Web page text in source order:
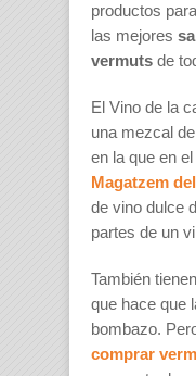
productos
las mejores
vermuts de
El Vino de la
una mezcal
en la que en el
Magatzem
de vino dulce
partes de un
También
que hace que
bombazo.
comprar